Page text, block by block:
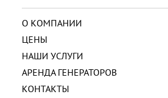
О КОМПАНИИ
ЦЕНЫ
НАШИ УСЛУГИ
АРЕНДА ГЕНЕРАТОРОВ
КОНТАКТЫ